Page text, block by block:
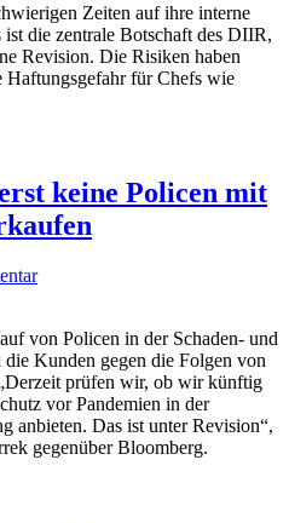
Zeiten auf ihre interne
die zentrale Botschaft des DIIR,
Revision. Die Risiken haben
Haftungsgefahr für Chefs wie
keine Policen mit
von Policen in der Schaden- und
Kunden gegen die Folgen von
prüfen wir, ob wir künftig
vor Pandemien in der
anbieten. Das ist unter Revision“,
gegenüber Bloomberg.